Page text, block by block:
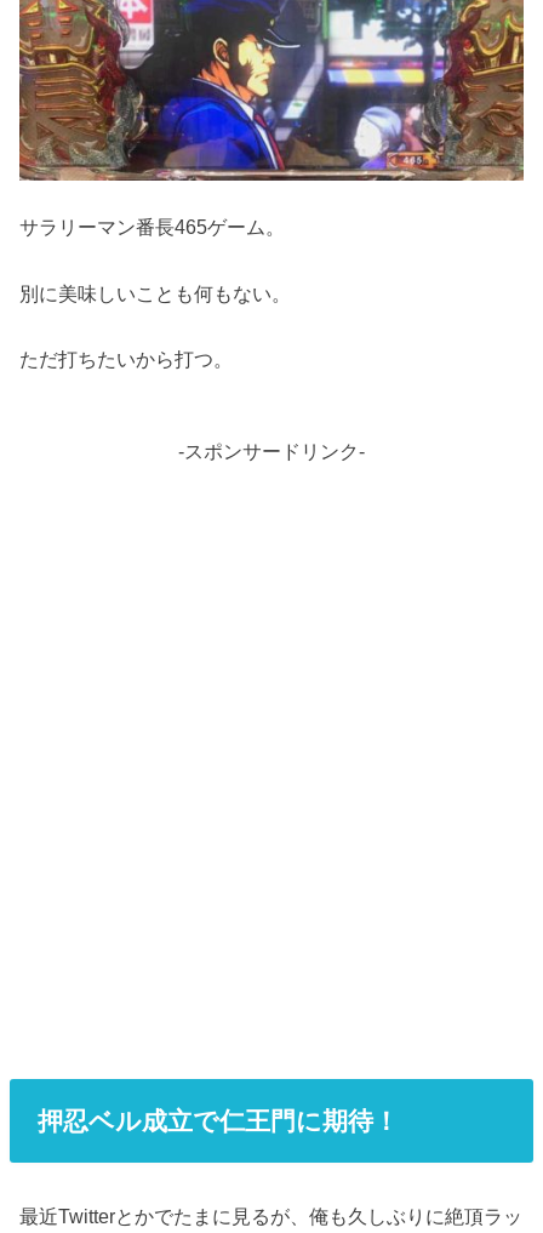
サラリーマン番長465ゲーム。
別に美味しいことも何もない。
ただ打ちたいから打つ。
-スポンサードリンク-
押忍ベル成立で仁王門に期待！
最近Twitterとかでたまに見るが、俺も久しぶりに絶頂ラッ